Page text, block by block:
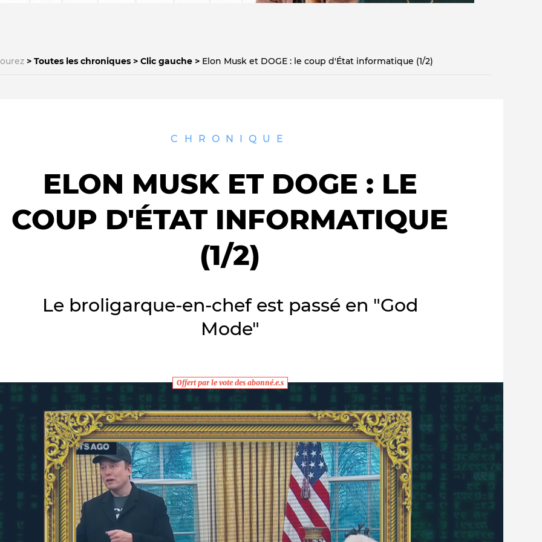
L'équipe
Toutes les chroniques Clic gauche Elon Musk et DOGE : le coup d'État informatique (1/2)
CHRONIQUE
ELON MUSK ET DOGE : LE
COUP D'ÉTAT INFORMATIQUE
(1/2)
Le broligarque-en-chef est passé en "God
Mode"
Offert par le vote des abonné.e.s